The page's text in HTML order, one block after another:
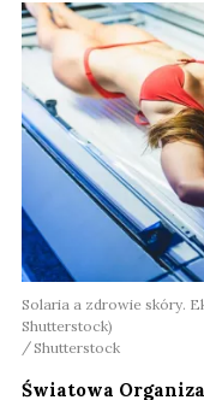
Solaria a zdrowie skóry.
Shutterstock)
Shutterstock
Światowa